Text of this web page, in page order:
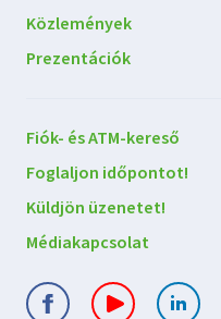
Közlemények
Prezentációk
Lépjen
kapcsolatba
velünk
Fiók- és ATM-kereső
Foglaljon időpontot!
Küldjön üzenetet!
Médiakapcsolat